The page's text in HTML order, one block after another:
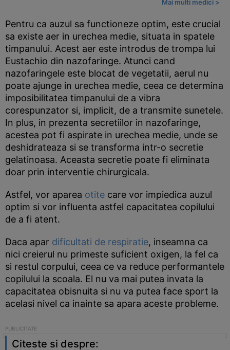
Mai multi medici >
Pentru ca auzul sa functioneze optim, este crucial
sa existe aer in urechea medie, situata in spatele
timpanului. Acest aer este introdus de trompa lui
Eustachio din nazofaringe. Atunci cand
nazofaringele este blocat de vegetatii, aerul nu
poate ajunge in urechea medie, ceea ce determina
imposibilitatea timpanului de a vibra
corespunzator si, implicit, de a transmite sunetele.
In plus, in prezenta secretiilor in nazofaringe,
acestea pot fi aspirate in urechea medie, unde se
deshidrateaza si se transforma intr-o secretie
gelatinoasa. Aceasta secretie poate fi eliminata
doar prin interventie chirurgicala.
Astfel, vor aparea otite care vor impiedica auzul
optim si vor influenta astfel capacitatea copilului
de a fi atent.
Daca apar dificultati de respiratie, inseamna ca
nici creierul nu primeste suficient oxigen, la fel ca
si restul corpului, ceea ce va reduce performantele
copilului la scoala. El nu va mai putea invata la
capacitatea obisnuita si nu va putea face sport la
acelasi nivel ca inainte sa apara aceste probleme.
Citeste si despre: